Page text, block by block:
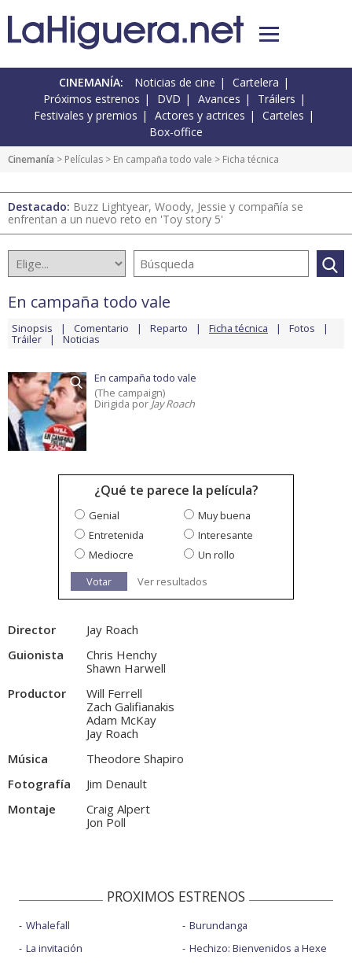
CINEMANÍA: Noticias de cine
Cartelera
Próximos estrenos
DVD Avances
Tráilers
Festivales y premios
Actores y actrices
Carteles
Box-office
Cinemanía > Películas > En campaña todo vale > Ficha técnica
Destacado: Buzz Lightyear, Woody, Jessie y compañía se
enfrentan a un nuevo reto en 'Toy story 5'
En campaña todo vale
Sinopsis Comentario Reparto Ficha técnica Fotos
Tráiler Noticias
En campaña todo vale
(The campaign)
Dirigida por Jay Roach
¿Qué te parece la película?
Genial
Muy buena
Entretenida
Interesante
Mediocre
Un rollo
Votar
Ver resultados
Director
Jay Roach
Guionista
Chris Henchy
Shawn Harwell
Productor
Will Ferrell
Zach Galifianakis
Adam McKay
Jay Roach
Música
Theodore Shapiro
Fotografía
Jim Denault
Montaje
Craig Alpert
Jon Poll
PROXIMOS ESTRENOS
Whalefall
La invitación
Burundanga
Hechizo: Bienvenidos a Hexe